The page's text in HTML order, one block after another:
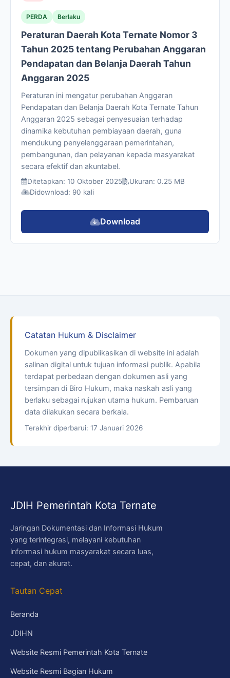
PERDA Berlaku
Peraturan Daerah Kota Ternate Nomor 3
Tahun 2025 tentang Perubahan Anggaran
Pendapatan dan Belanja Daerah Tahun
Anggaran 2025
Peraturan ini mengatur perubahan Anggaran
Pendapatan dan Belanja Daerah Kota Ternate Tahun
Anggaran 2025 sebagai penyesuaian terhadap
dinamika kebutuhan pembiayaan daerah, guna
mendukung penyelenggaraan pemerintahan,
pembangunan, dan pelayanan kepada masyarakat
secara efektif dan akuntabel.
Ditetapkan: 10 Oktober 2025
Ukuran: 0.25 MB
Didownload: 90 kali
Download
Catatan Hukum & Disclaimer
Dokumen yang dipublikasikan di website ini adalah
salinan digital untuk tujuan informasi publik. Apabila
terdapat perbedaan dengan dokumen asli yang
tersimpan di Biro Hukum, maka naskah asli yang
berlaku sebagai rujukan utama hukum. Pembaruan
data dilakukan secara berkala.
Terakhir diperbarui: 17 Januari 2026
JDIH Pemerintah Kota Ternate
Jaringan Dokumentasi dan Informasi Hukum
yang terintegrasi, melayani kebutuhan
informasi hukum masyarakat secara luas,
cepat, dan akurat.
Tautan Cepat
Beranda
JDIHN
Website Resmi Pemerintah Kota Ternate
Website Resmi Bagian Hukum